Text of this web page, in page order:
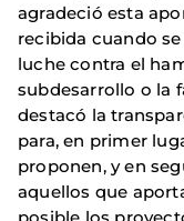
agradeció esta
recibida cuando
luche contra el
subdesarrollo o la
destacó la
para, en primer
proponen, y en
aquellos que